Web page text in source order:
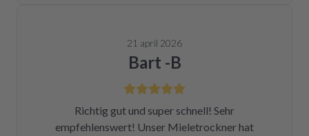
21 april 2026
Bart -B
Richtig gut und super schnell! Sehr
empfehlenswert! Unser Mieletrockner hat